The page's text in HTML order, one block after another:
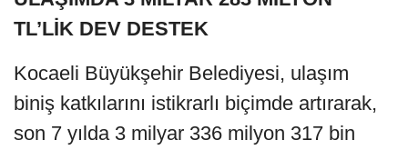
TL’LİK DEV DESTEK
Kocaeli Büyükşehir Belediyesi, ulaşım
biniş katkılarını istikrarlı biçimde artırarak,
son 7 yılda 3 milyar 336 milyon 317 bin